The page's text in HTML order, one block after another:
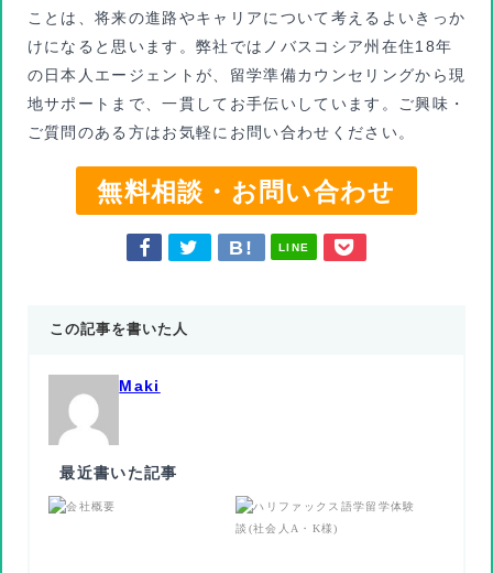
ことは、将来の進路やキャリアについて考えるよいきっか
けになると思います。弊社ではノバスコシア州在住18年
の日本人エージェントが、留学準備カウンセリングから現
地サポートまで、一貫してお手伝いしています。ご興味・
ご質問のある方はお気軽にお問い合わせください。
無料相談・お問い合わせ
LINE
この記事を書いた人
Maki
最近書いた記事